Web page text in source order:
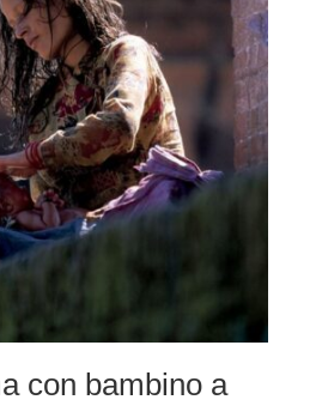
€
con bambino a